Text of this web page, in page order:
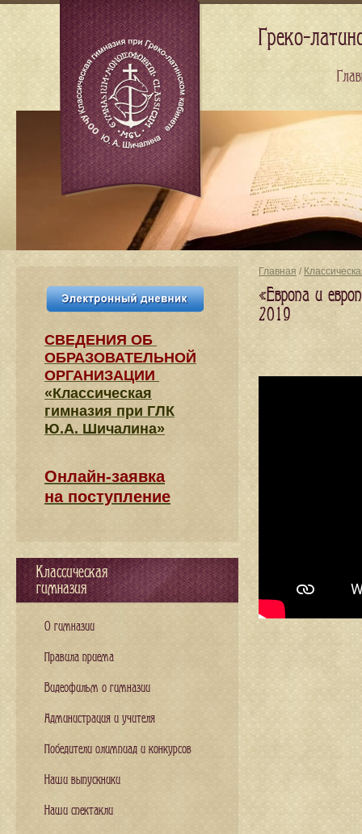
Главная /
«Европа и
2019
СВЕДЕНИЯ​ ОБ
ОБРАЗОВАТЕЛЬНОЙ
ОРГАНИЗАЦИИ
«Классическая
гимназия при ГЛК
Ю.А. Шичалина»
Онлайн-заявка
на поступление
Классическая
гимназия
О гимназии
Правила приема
Видеофильм о гимназии
Администрация и учителя
Победители олимпиад и конкурсов
Наши выпускники
Наши спектакли
Греко-